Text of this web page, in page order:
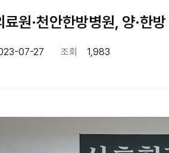
료원·천안한방병원, 양·한
07-27 조회 1,983